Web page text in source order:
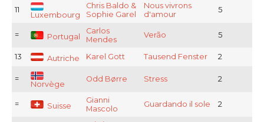
11
Luxembourg
Chris Baldo &
Sophie Garel
Nous vivrons
d'amour
5
= Portugal
Carlos
Mendes
Verão 5
13 Autriche Karel Gott Tausend Fenster 2
=
Norvège
Odd Børre Stress 2
= Suisse
Gianni
Mascolo
Guardando il sole 2